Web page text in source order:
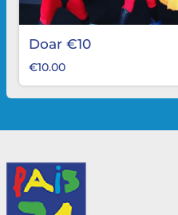
Doar €10
€10.00